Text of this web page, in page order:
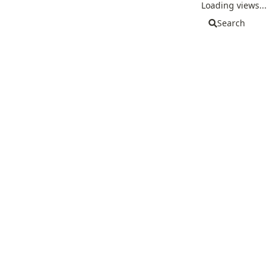
Loading views...
Search